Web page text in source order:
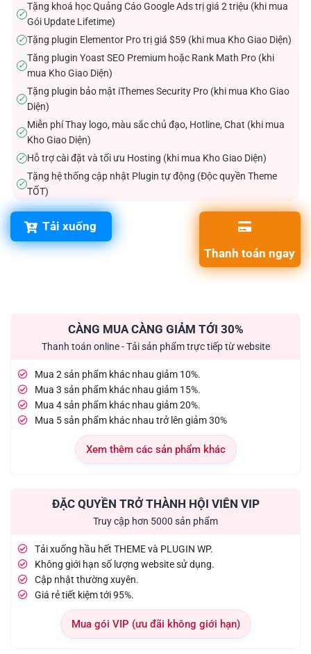
✓
Tặng khoá học Quảng Cáo Google Ads trị giá 2 triệu (khi mua
Gói Update Lifetime)
✓Tặng plugin Elementor Pro trị giá $59 (khi mua Kho Giao Diện)
✓
Tăng plugin Yoast SEO Premium hoặc Rank Math Pro (khi
mua Kho Giao Diện)
✓
Tặng plugin bảo mật iThemes Security Pro (khi mua Kho Giao
Diện)
✓
Miễn phí Thay logo, màu sắc chủ đạo, Hotline, Chat (khi mua
Kho Giao Diện)
✓Hỗ trợ cài đặt và tối ưu Hosting (khi mua Kho Giao Diện)
✓
Tặng hệ thống cập nhật Plugin tự động (Độc quyền Theme
TỐT)
Tải xuống
Thanh toán ngay
CÀNG MUA CÀNG GIẢM TỚI 30%
Thanh toán online - Tải sản phẩm trực tiếp từ website
Mua 2 sản phẩm khác nhau giảm 10%.
Mua 3 sản phẩm khác nhau giảm 15%.
Mua 4 sản phẩm khác nhau giảm 20%.
Mua 5 sản phẩm khác nhau trở lên giảm 30%
Xem thêm các sản phẩm khác
ĐẶC QUYỀN TRỞ THÀNH HỘI VIÊN VIP
Truy cập hơn 5000 sản phẩm
Tải xuống hầu hết THEME và PLUGIN WP.
Không giới hạn số lượng website sử dụng.
Cập nhật thường xuyên.
Giá rẻ tiết kiệm tới 95%.
Mua gói VIP (ưu đãi không giới hạn)